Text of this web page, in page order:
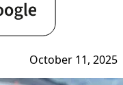
October 11, 2025